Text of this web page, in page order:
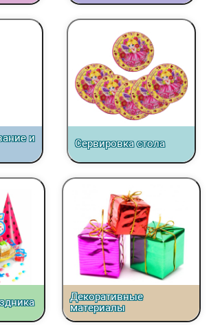
и
Сервировка стола
Декоративные
материалы